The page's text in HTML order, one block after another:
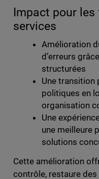
Impact pour
services
Amélioration
d’erreurs
structurées
Une transition
politiques en
organisation
Une
une meilleure
solutions
Cette amélioration
contrôle, restaure